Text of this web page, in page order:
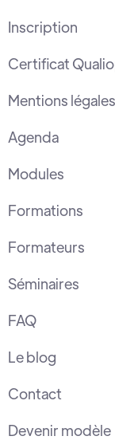
Inscription
Certificat
Mentions légales
Agenda
Modules
Formations
Formateurs
Séminaires
FAQ
Le blog
Contact
Devenir modèle